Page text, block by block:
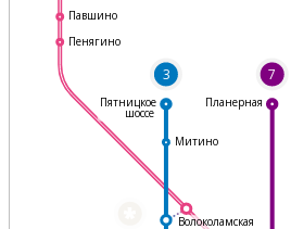
3 7
Волоколамская
Митино
Павшино
Пенягино
Пятницкое
шоссе
Планерная